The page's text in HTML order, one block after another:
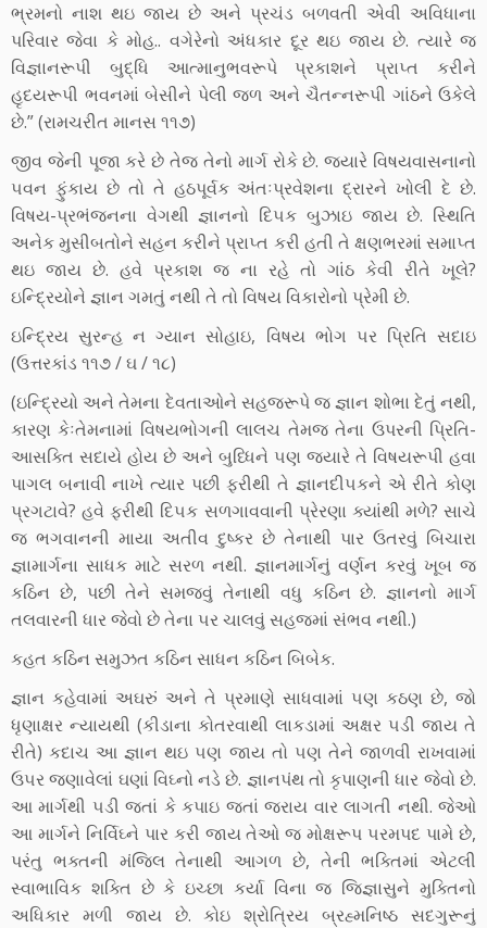
ભ્રમનો નાશ થઇ જાય છે અને પ્રચંડ બળવતી એવી અવિધાના
પરિવાર જેવા કે મોહ.. વગેરેનો અંધકાર દૂર થઇ જાય છે. ત્‍યારે જ
વિજ્ઞાનરૂપી બુદ્ધિ આત્‍માનુભવરૂપે પ્રકાશને પ્રાપ્‍ત કરીને
હૃદયરૂપી ભવનમાં બેસીને પેલી જળ અને ચૈતન્‍નરૂપી ગાંઠને ઉકેલે
છે.” (રામચરીત માનસ ૧૧૭)
જીવ જેની પૂજા કરે છે તેજ તેનો માર્ગ રોકે છે. જ્યારે વિષયવાસનાનો
૫વન ફુંકાય છે તો તે હઠપૂર્વક અંતઃપ્રવેશના દ્રારને ખોલી દે છે.
વિષય-પ્રભંજનના વેગથી જ્ઞાનનો દિ૫ક બુઝાઇ જાય છે. સ્‍થિતિ
અનેક મુસીબતોને સહન કરીને પ્રાપ્‍ત કરી હતી તે ક્ષણભરમાં સમાપ્‍ત
થઇ જાય છે. હવે પ્રકાશ જ ના રહે તો ગાંઠ કેવી રીતે ખૂલે?
ઇન્‍દ્રિયોને જ્ઞાન ગમતું નથી તે તો વિષય વિકારોનો પ્રેમી છે.
ઇન્‍દ્રિય સુરન્‍હ ન ગ્‍યાન સોહાઇ, વિષય ભોગ ૫ર પ્રિતિ સદાઇ
(ઉત્તરકાંડ ૧૧૭ / ઘ / ૧૮)
(ઇન્‍દ્રિયો અને તેમના દેવતાઓને સહજરૂપે જ જ્ઞાન શોભા દેતું નથી,
કારણ કેઃતેમનામાં વિષયભોગની લાલચ તેમજ તેના ઉપરની પ્રિતિ-
આસક્તિ સદાયે હોય છે અને બુધ્‍ધિને ૫ણ જયારે તે વિષયરૂપી હવા
પાગલ બનાવી નાખે ત્‍યાર પછી ફરીથી તે જ્ઞાનદી૫કને એ રીતે કોણ
પ્રગટાવે? હવે ફરીથી દિ૫ક સળગાવવાની પ્રેરણા ક્યાંથી મળે? સાચે
જ ભગવાનની માયા અતીવ દુષ્કર છે તેનાથી પાર ઉતરવું બિચારા
જ્ઞામાર્ગના સાધક માટે સરળ નથી. જ્ઞાનમાર્ગનું વર્ણન કરવું ખૂબ જ
કઠિન છે, પછી તેને સમજવું તેનાથી વધુ કઠિન છે. જ્ઞાનનો માર્ગ
તલવારની ધાર જેવો છે તેના ૫ર ચાલવું સહજમાં સંભવ નથી.)
કહત કઠિન સમુઝત કઠિન સાધન કઠિન બિબેક.
જ્ઞાન કહેવામાં અઘરું અને તે પ્રમાણે સાધવામાં ૫ણ કઠણ છે, જો
ધૃણાક્ષર ન્‍યાયથી (કીડાના કોતરવાથી લાકડામાં અક્ષર ૫ડી જાય તે
રીતે) કદાચ આ જ્ઞાન થઇ ૫ણ જાય તો ૫ણ તેને જાળવી રાખવામાં
ઉ૫ર જણાવેલાં ઘણાં વિઘ્નો નડે છે. જ્ઞાનપંથ તો કૃપાણની ધાર જેવો છે.
આ માર્ગથી ૫ડી જતાં કે કપાઇ જતાં જરાય વાર લાગતી નથી. જેઓ
આ માર્ગને નિર્વિઘ્ને પાર કરી જાય તેઓ જ મોક્ષરૂપ ૫રમપદ પામે છે,
પરંતુ ભક્તની મંજિલ તેનાથી આગળ છે, તેની ભક્તિમાં એટલી
સ્‍વાભાવિક શક્તિ છે કે ઇચ્‍છા કર્યા વિના જ જિજ્ઞાસુને મુક્તિનો
અધિકાર મળી જાય છે. કોઇ શ્રોત્રિય બ્રહ્મનિષ્‍ઠ સદગુરૂનું